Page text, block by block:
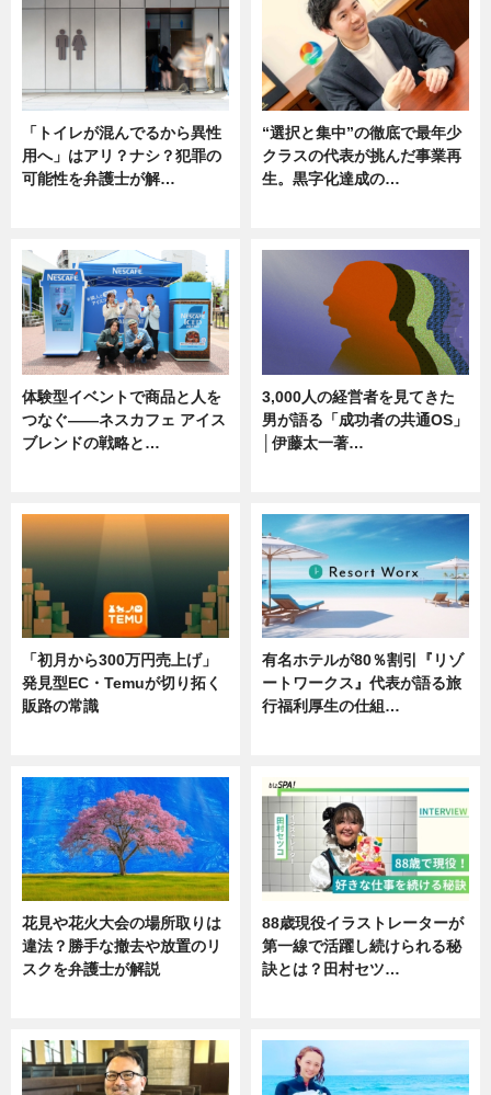
「トイレが混んでるから異性
用へ」はアリ？ナシ？犯罪の
可能性を弁護士が解…
“選択と集中”の徹底で最年少
クラスの代表が挑んだ事業再
生。黒字化達成の…
体験型イベントで商品と人を
つなぐ――ネスカフェ アイス
ブレンドの戦略と…
3,000人の経営者を見てきた
男が語る「成功者の共通OS」
│伊藤太一著…
「初月から300万円売上げ」
発見型EC・Temuが切り拓く
販路の常識
有名ホテルが80％割引『リゾ
ートワークス』代表が語る旅
行福利厚生の仕組…
花見や花火大会の場所取りは
違法？勝手な撤去や放置のリ
スクを弁護士が解説
88歳現役イラストレーターが
第一線で活躍し続けられる秘
訣とは？田村セツ…